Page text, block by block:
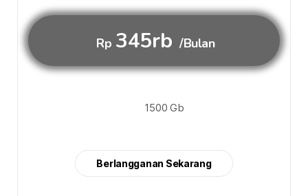
Rp 345rb /Bulan
1500 Gb
Berlangganan Sekarang